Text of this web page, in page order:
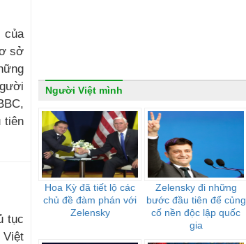
của
sở
tiên
tục
Người Việt mình
Hoa Kỳ đã tiết lộ các
chủ đề đàm phán với
Zelensky
Zelensky đi những
bước đầu tiên để củng
cố nền độc lập quốc
gia